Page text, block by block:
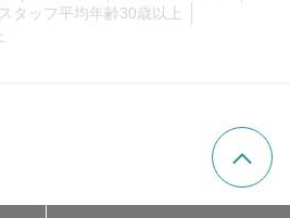
スタッフ平均年齢30歳以上